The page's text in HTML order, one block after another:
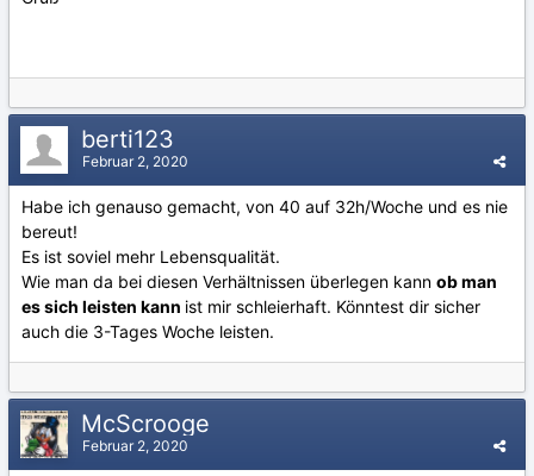
berti123
Februar 2, 2020
Habe ich genauso gemacht, von 40 auf 32h/Woche und es nie
bereut!
Es ist soviel mehr Lebensqualität.
Wie man da bei diesen Verhältnissen überlegen kann ob man
es sich leisten kann ist mir schleierhaft. Könntest dir sicher
auch die 3-Tages Woche leisten.
McScrooge
Februar 2, 2020